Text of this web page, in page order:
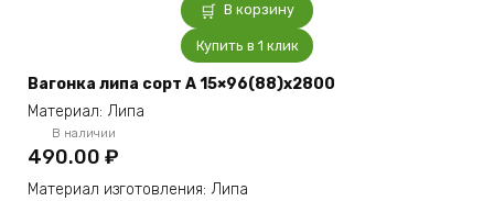
В корзину
Купить в 1 клик
Вагонка липа сорт А 15×96(88)x2800
Материал: Липа
В наличии
490.00 ₽
Материал изготовления: Липа